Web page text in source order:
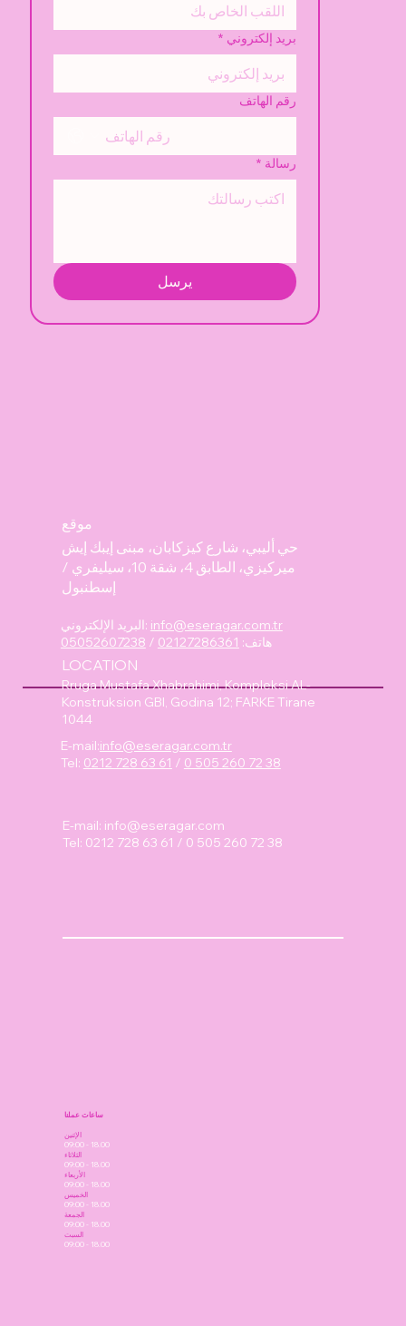
موقع
حي أليبي، شارع كيزكابان، مبنى إيبك إيش
ميركيزي، الطابق 4، شقة 10، سيليفري /
إسطنبول
البريد الإلكتروني: info@eseragar.com.tr
هاتف: 02127286361
/
05052607238
E-mail: info@eseragar.com
Tel: 0212 728 63 61 / 0 505 260 72 38
ساعات عملنا
الإثنين
09:00 - 18.00
الثلاثاء
09:00 - 18.00
الأربعاء
09:00 - 18.00
الخميس
09:00 - 18.00
الجمعة
09:00 - 18.00
السبت
09:00 - 18.00
LOCATION
Rruga Mustafa Xhabrahimi, Kompleksi AL-
Konstruksion GBI, Godina 12; FARKE Tirane
1044
E-mail:info@eseragar.com.tr
Tel: 0212 728 63 61 / 0 505 260 72 38
بريد إلكتروني *
رقم الهاتف
رسالة *
يرسل